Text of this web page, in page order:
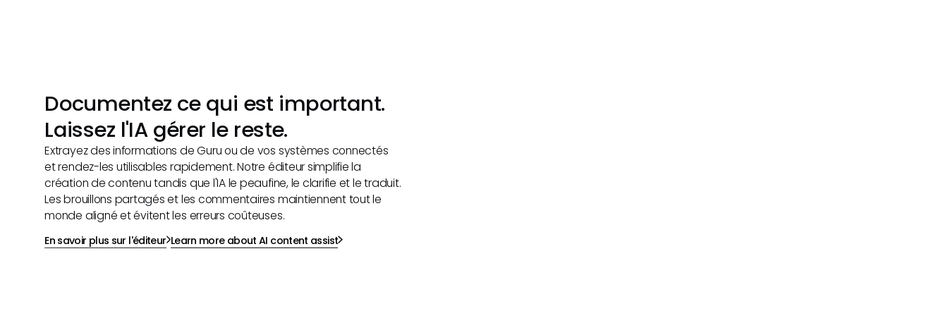
Documentez ce qui est important.
Laissez l'IA gérer le reste.
Extrayez des informations de Guru ou de vos systèmes connectés
et rendez-les utilisables rapidement. Notre éditeur simplifie la
création de contenu tandis que l'IA le peaufine, le clarifie et le traduit.
Les brouillons partagés et les commentaires maintiennent tout le
monde aligné et évitent les erreurs coûteuses.
En savoir plus sur l'éditeur Learn more about AI content assist